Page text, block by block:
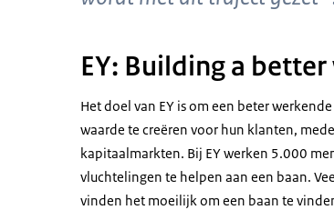
EY: Building a
Het doel van EY is om een beter
waarde te creëren voor hun klanten,
kapitaalmarkten. Bij EY werken 5.000
vluchtelingen te helpen aan een baan.
vinden het moeilijk om een baan te